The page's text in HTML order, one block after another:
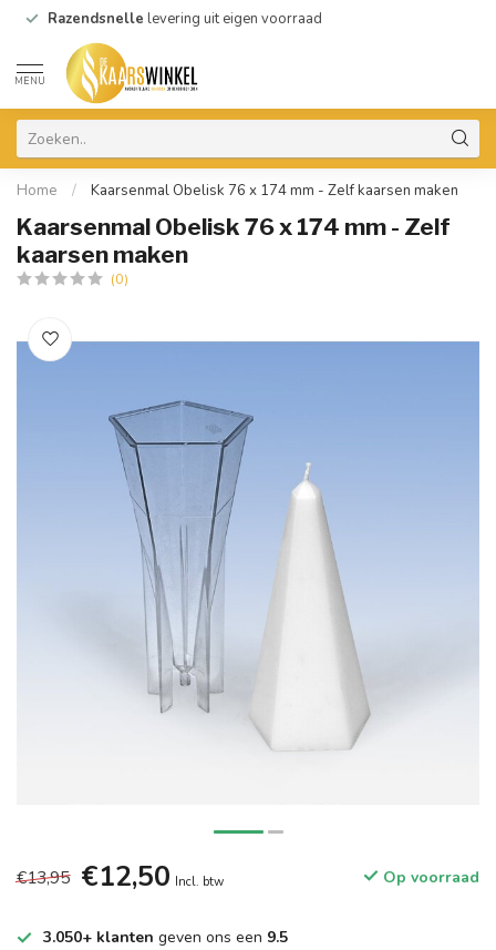
Razendsnelle levering uit eigen voorraad
MENU
Home / Kaarsenmal Obelisk 76 x 174 mm - Zelf kaarsen maken
Kaarsenmal Obelisk 76 x 174 mm - Zelf
kaarsen maken
(0)
€13,95 €12,50 Incl. btw Op voorraad
3.050+ klanten geven ons een 9.5